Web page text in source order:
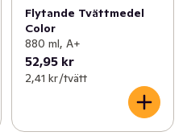
Flytande Tvättmedel
Color
880 ml, A+
52,95 kr
2,41 kr /tvätt